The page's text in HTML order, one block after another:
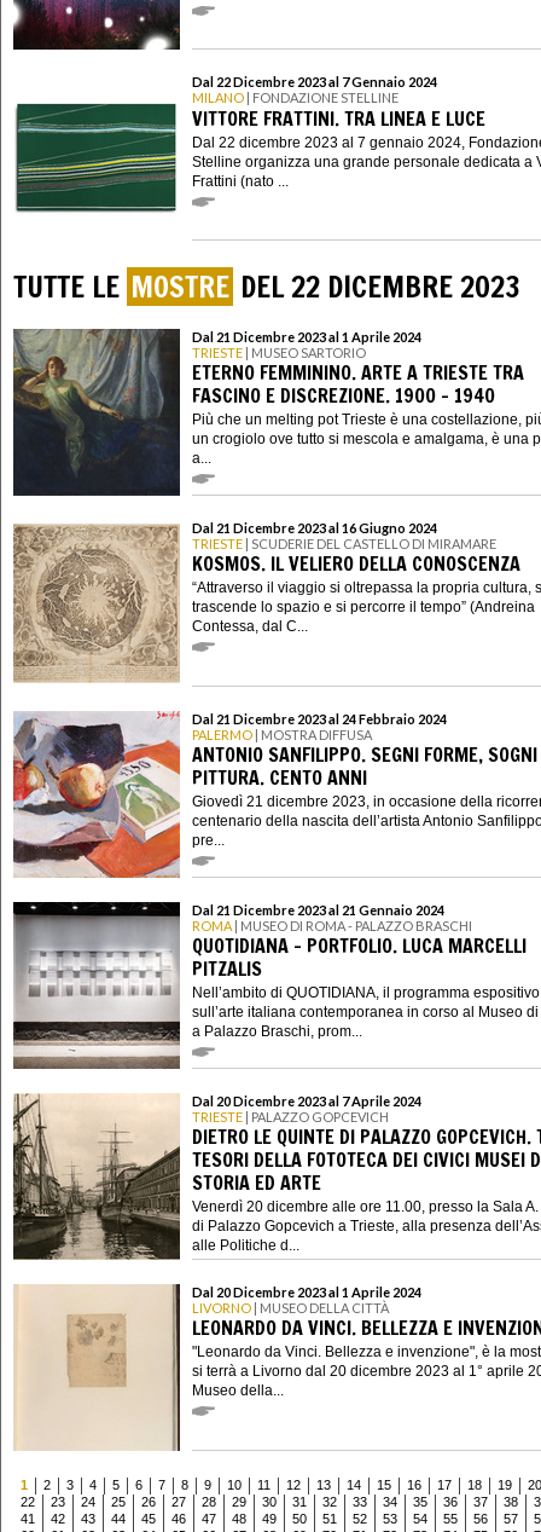
Dal 22 Dicembre 2023 al 7 Gennaio 2024
MILANO | FONDAZIONE STELLINE
VITTORE FRATTINI. TRA LINEA E LUCE
Dal 22 dicembre 2023 al 7 gennaio 2024,
Stelline organizza una grande personale dedicata a
Frattini (nato ...
TUTTE LE MOSTRE DEL 22 DICEMBRE 2023
Dal 21 Dicembre 2023 al 1 Aprile 2024
TRIESTE | MUSEO SARTORIO
ETERNO FEMMININO. ARTE A TRIESTE TRA
FASCINO E DISCREZIONE. 1900 – 1940
Più che un melting pot Trieste è una costellazione,
un crogiolo ove tutto si mescola e amalgama, è una
a...
Dal 21 Dicembre 2023 al 16 Giugno 2024
TRIESTE | SCUDERIE DEL CASTELLO DI MIRAMARE
KOSMOS. IL VELIERO DELLA CONOSCENZA
“Attraverso il viaggio si oltrepassa la propria cultura,
trascende lo spazio e si percorre il tempo” (Andreina
Contessa, dal C...
Dal 21 Dicembre 2023 al 24 Febbraio 2024
PALERMO | MOSTRA DIFFUSA
ANTONIO SANFILIPPO. SEGNI FORME,
PITTURA. CENTO ANNI
Giovedì 21 dicembre 2023, in occasione della
centenario della nascita dell’artista Antonio
pre...
Dal 21 Dicembre 2023 al 21 Gennaio 2024
ROMA | MUSEO DI ROMA - PALAZZO BRASCHI
QUOTIDIANA - PORTFOLIO. LUCA MARCELLI
PITZALIS
Nell’ambito di QUOTIDIANA, il programma espositivo
sull’arte italiana contemporanea in corso al Museo
a Palazzo Braschi, prom...
Dal 20 Dicembre 2023 al 7 Aprile 2024
TRIESTE | PALAZZO GOPCEVICH
DIETRO LE QUINTE DI PALAZZO GOPCEVICH.
TESORI DELLA FOTOTECA DEI CIVICI MUSEI
STORIA ED ARTE
Venerdì 20 dicembre alle ore 11.00, presso la Sala
di Palazzo Gopcevich a Trieste, alla presenza
alle Politiche d...
Dal 20 Dicembre 2023 al 1 Aprile 2024
LIVORNO | MUSEO DELLA CITTÀ
LEONARDO DA VINCI. BELLEZZA E
"Leonardo da Vinci. Bellezza e invenzione", è la
si terrà a Livorno dal 20 dicembre 2023 al 1° aprile
Museo della...
1 2 3 4 5 6 7 8 9 10 11 12 13 14 15 16 17 18 19
20
22
23 24 25 26 27 28 29 30 31 32 33 34 35 36 37 38
41
42 43 44 45 46 47 48 49 50 51 52 53 54 55 56 57